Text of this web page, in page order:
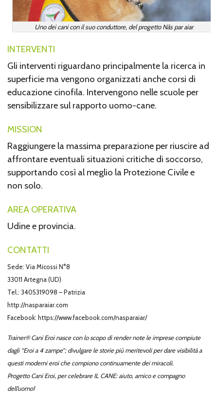
Uno dei cani con il suo conduttore, del progetto Nâs par aiar
INTERVENTI
Gli interventi riguardano principalmente la ricerca in
superficie ma vengono organizzati anche corsi di
educazione cinofila. Intervengono nelle scuole per
sensibilizzare sul rapporto uomo-cane.
MISSION
Raggiungere la massima preparazione per riuscire ad
affrontare eventuali situazioni critiche di soccorso,
supportando così al meglio la Protezione Civile e
non solo.
AREA OPERATIVA
Udine e provincia.
CONTATTI
Sede: Via Micossi N°8
33011 Artegna (UD)
Tel.: 3405319098 – Patrizia
http://nasparaiar.com
Facebook: https://www.facebook.com/nasparaiar/
Trainer® Cani Eroi nasce con lo scopo di render note le imprese compiute
dagli “Eroi a 4 zampe”; divulgare le storie più meritevoli per dare visibilità a
questi moderni eroi che compiono continuamente dei miracoli.
Progetto Cani Eroi, per celebrare IL CANE: aiuto, amico e compagno
dell’uomo!